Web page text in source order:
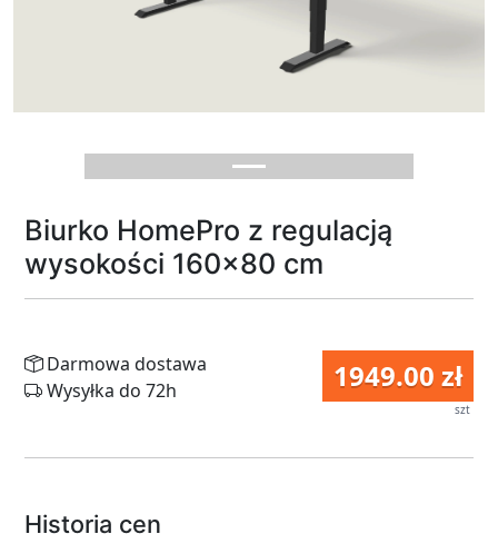
Biurko HomePro z regulacją
wysokości 160x80 cm
1949.00 zł
szt
Darmowa dostawa
Wysyłka do 72h
Historia cen